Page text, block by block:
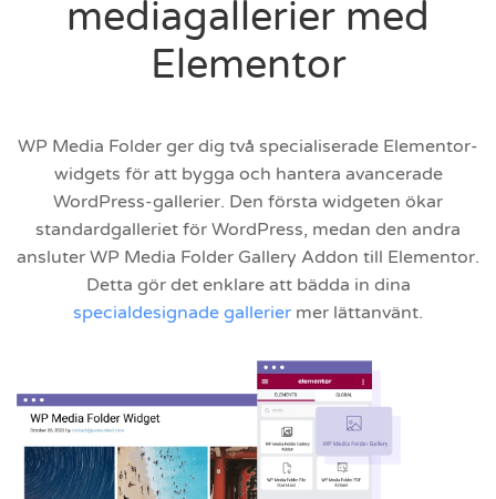
mediagallerier med
Elementor
WP Media Folder ger dig två specialiserade Elementor-
widgets för att bygga och hantera avancerade
WordPress-gallerier. Den första widgeten ökar
standardgalleriet för WordPress, medan den andra
ansluter WP Media Folder Gallery Addon till Elementor.
Detta gör det enklare att bädda in dina
specialdesignade gallerier mer lättanvänt.